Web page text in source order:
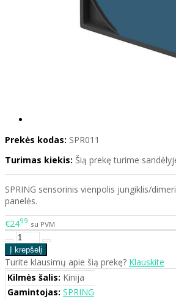
Prekės kodas: SPR011
Turimas kiekis: Šią prekę turime
SPRING sensorinis vienpolis jungiklis/
panelės.
€2499 su PVM
Turite klausimų apie šią prekę? Klauskite
Kilmės šalis: Kinija
Gamintojas: SPRING